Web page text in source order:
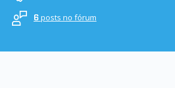
6 posts no fórum